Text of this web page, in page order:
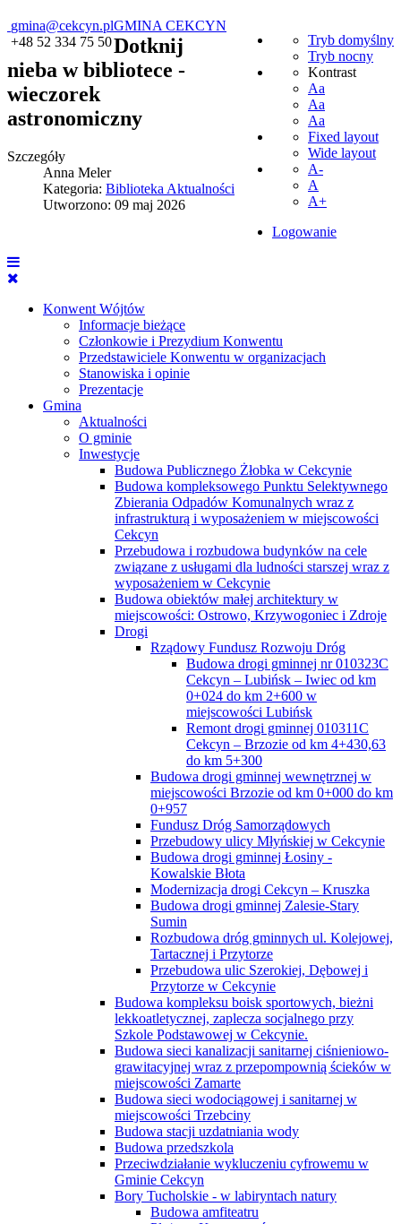
gmina@cekcyn.pl
+48 52 334 75 50
Tryb domyślny
Tryb nocny
Kontrast
Aa
Aa
Aa
Fixed layout
Wide layout
A-
A
A+
Logowanie
GMINA CEKCYN
Konwent Wójtów
Informacje bieżące
Członkowie i Prezydium Konwentu
Przedstawiciele Konwentu w organizacjach
Stanowiska i opinie
Prezentacje
Gmina
Aktualności
O gminie
Inwestycje
Budowa Publicznego Żłobka w Cekcynie
Budowa kompleksowego Punktu Selektywnego
Zbierania Odpadów Komunalnych wraz z
infrastrukturą i wyposażeniem w miejscowości
Cekcyn
Przebudowa i rozbudowa budynków na cele
związane z usługami dla ludności starszej wraz z
wyposażeniem w Cekcynie
Budowa obiektów małej architektury w
miejscowości: Ostrowo, Krzywogoniec i Zdroje
Drogi
Rządowy Fundusz Rozwoju Dróg
Budowa drogi gminnej nr 010323C
Cekcyn – Lubińsk – Iwiec od km
0+024 do km 2+600 w
miejscowości Lubińsk
Remont drogi gminnej 010311C
Cekcyn – Brzozie od km 4+430,63
do km 5+300
Budowa drogi gminnej wewnętrznej w
miejscowości Brzozie od km 0+000 do km
0+957
Fundusz Dróg Samorządowych
Przebudowy ulicy Młyńskiej w Cekcynie
Budowa drogi gminnej Łosiny -
Kowalskie Błota
Modernizacja drogi Cekcyn – Kruszka
Budowa drogi gminnej Zalesie-Stary
Sumin
Rozbudowa dróg gminnych ul. Kolejowej,
Tartacznej i Przytorze
Przebudowa ulic Szerokiej, Dębowej i
Przytorze w Cekcynie
Budowa kompleksu boisk sportowych, bieżni
lekkoatletycznej, zaplecza socjalnego przy
Szkole Podstawowej w Cekcynie.
Budowa sieci kanalizacji sanitarnej ciśnieniowo-
grawitacyjnej wraz z przepompownią ścieków w
miejscowości Zamarte
Budowa sieci wodociągowej i sanitarnej w
miejscowości Trzebciny
Budowa stacji uzdatniania wody
Budowa przedszkola
Przeciwdziałanie wykluczeniu cyfrowemu w
Gminie Cekcyn
Bory Tucholskie - w labiryntach natury
Budowa amfiteatru
Dotknij
nieba w bibliotece -
wieczorek
astronomiczny
Szczegóły
Anna Meler
Kategoria: Biblioteka Aktualności
Utworzono: 09 maj 2026